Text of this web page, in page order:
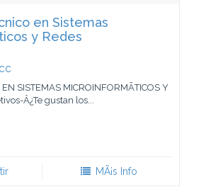
en Sistemas
y Redes
EN SISTEMAS MICROINFORMÃTICOS Y
Â¿Te gustan los...
MÃ¡s Info